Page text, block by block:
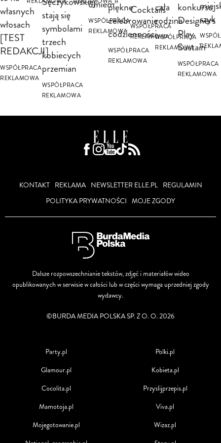
własnych
włosach
[TEST
REDAKCJI]
WSPÓŁPRACA
REKLAMOWA
stają się
symbolami
trzech
kobiecych
przemian
WSPÓŁPRACA
REKLAMOWA
umiem”
WSPÓŁPRACA
REKLAMOWA
piękne
celebrowanie
codzienności
WSPÓŁPRACA
REKLAMOWA
Cocktails
WSPÓŁPRACA
REKLAMOWA
cała
rodzina
WSPÓŁPRACA
REKLAMOWA
konkursu
Designers
Play
Sustain
WSPÓŁPRACA
REKLAMOWA
szyk
KONTAKT REKLAMA NEWSLETTER ELLE.PL
REGULAMIN
POLITYKA PRYWATNOŚCI MOJE ZGODY
Dalsze rozpowszechnianie tekstów, zdjęć i materiałów wideo
opublikowanych w serwisie w całości lub w części wymaga uprzedniej zgody
wydawcy.
©BURDA MEDIA POLSKA SP. Z O. O. 2026
Party.pl
Glamour.pl
Cocolita.pl
Mamotoja.pl
Mojegotowanie.pl
Polki.pl
Kobieta.pl
Przyslijprzepis.pl
Viva.pl
Wizaz.pl